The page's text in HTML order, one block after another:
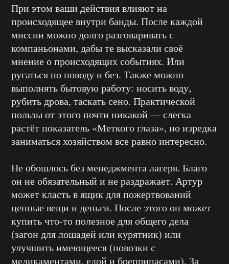
При этом ваши действия влияют на
происходящее внутри банды. После каждой
миссии можно долго разговаривать с
компаньонами, дабы те высказали своё
мнение о происходящих событиях. Или
ругаться по поводу и без. Также можно
выполнять бытовую работу: носить воду,
рубить дрова, таскать сено. Практической
пользы от этого почти никакой — слегка
растёт показатель «Меткого глаза», но изредка
заниматься хозяйством все равно интересно.
Не обошлось без менеджмента лагеря. Благо
он не обязательный и не раздражает. Артур
может класть в ящик для пожертвований
ценные вещи и деньги. После этого он может
купить что-то полезное для общего дела
(загон для лошадей или курятник) или
улучшить имеющееся (повозки с
медикаментами, едой и боеприпасами). За